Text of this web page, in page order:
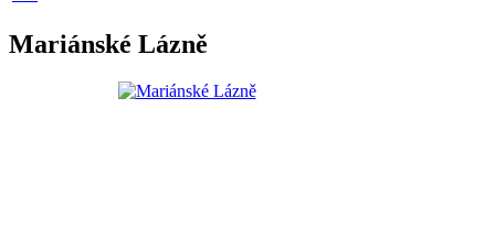
Mariánské Lázně